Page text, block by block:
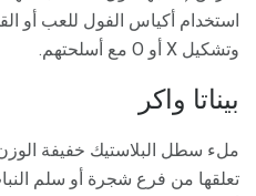
استخدام أكياس الفول للعب أو
وتشكيل X أو O مع أسلحتهم.
بيناتا واكر
ملء سطل البلاستيك خفيفة
تعلقها من فرع شجرة أو سلم